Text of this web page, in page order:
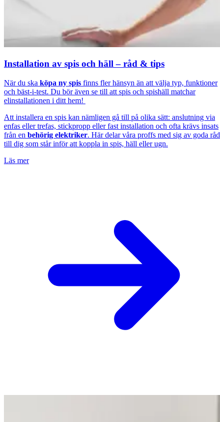
Installation av spis och häll – råd & tips
När du ska köpa ny spis finns fler hänsyn än att välja typ, funktioner
och bäst-i-test. Du bör även se till att spis och spishäll matchar
elinstallationen i ditt hem!
Att installera en spis kan nämligen gå till på olika sätt: anslutning via
enfas eller trefas, stickpropp eller fast installation och ofta krävs insats
från en behörig elektriker. Här delar våra proffs med sig av goda råd
till dig som står inför att koppla in spis, häll eller ugn.
Läs mer